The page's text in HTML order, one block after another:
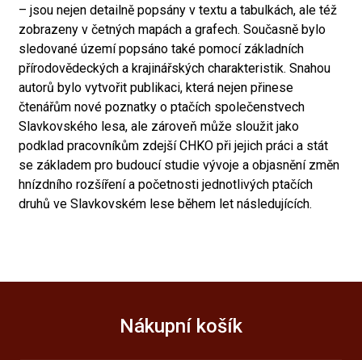
– jsou nejen detailně popsány v textu a tabulkách, ale též
zobrazeny v četných mapách a grafech. Současně bylo
sledované území popsáno také pomocí základních
přírodovědeckých a krajinářských charakteristik. Snahou
autorů bylo vytvořit publikaci, která nejen přinese
čtenářům nové poznatky o ptačích společenstvech
Slavkovského lesa, ale zároveň může sloužit jako
podklad pracovníkům zdejší CHKO při jejich práci a stát
se základem pro budoucí studie vývoje a objasnění změn
hnízdního rozšíření a početnosti jednotlivých ptačích
druhů ve Slavkovském lese během let následujících.
Nákupní košík